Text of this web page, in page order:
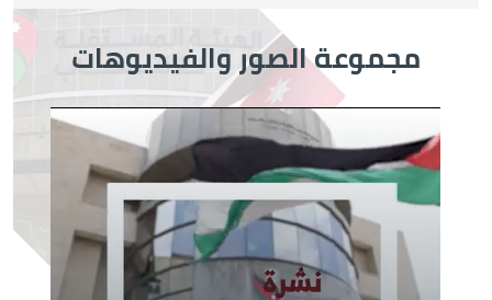
مجموعة الصور والفيديوهات
الصورة